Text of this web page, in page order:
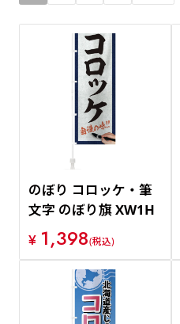
のぼり コロッケ・筆
文字 のぼり旗 XW1H
¥ 1,398(税込)